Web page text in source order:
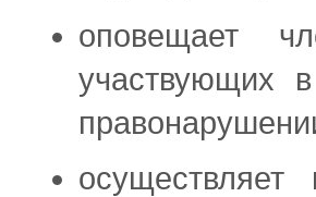
оповещает
участвующих